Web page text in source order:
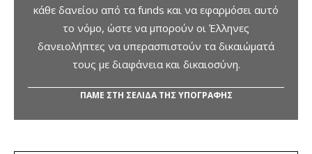
κάθε δανείου από τα funds και να εφαρμόσει αυτό
το νόμο, ώστε να μπορούν οι Έλληνες
δανειολήπτες να υπερασπιστούν τα δικαιώματά
τους με διαφάνεια και δικαιοσύνη.
ΠΑΜΕ ΣΤΗ ΣΕΛΙΔΑ ΤΗΣ ΥΠΟΓΡΑΦΗΣ